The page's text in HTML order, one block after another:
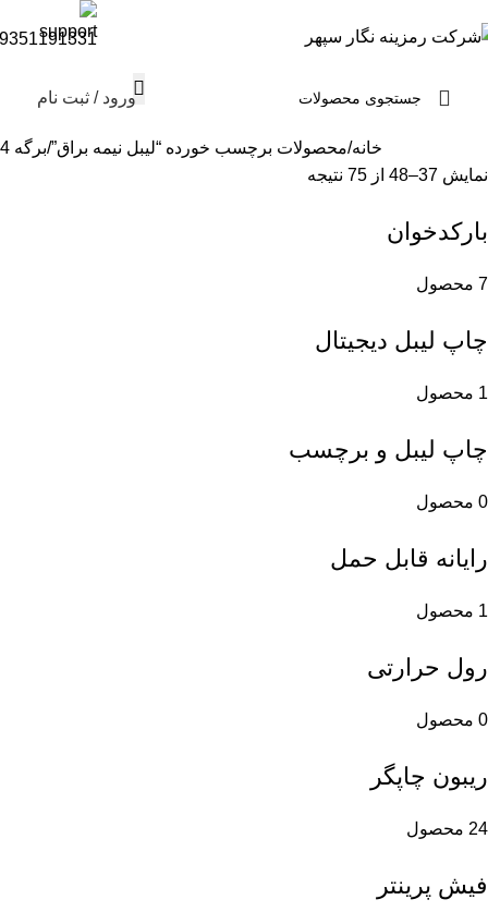
ورود / ثبت نام
خانه محصولات برچسب خورده “لیبل نیمه براق” برگه 4
نمایش 37–48 از 75 نتیجه
بارکدخوان
7 محصول
چاپ لیبل دیجیتال
1 محصول
چاپ لیبل و برچسب
0 محصول
رایانه قابل حمل
1 محصول
رول حرارتی
0 محصول
ریبون چاپگر
24 محصول
فیش پرینتر